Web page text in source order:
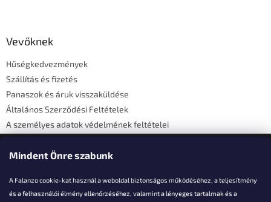
Mindent Önre szabunk
A Falanzo cookie-kat használ a weboldal biztonságos működéséhez, a teljesítmény
és a felhasználói élmény ellenőrzéséhez, valamint a lényeges tartalmak és a
Vevőknek
Hűségkedvezmények
Szállítás és fizetés
Panaszok és áruk visszaküldése
Általános Szerződési Feltételek
A személyes adatok védelmének feltételei
Elérhetőségi adatok